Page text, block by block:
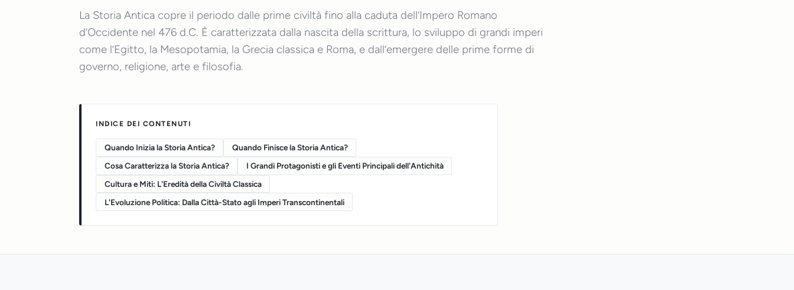
La Storia Antica copre il periodo dalle prime civiltà fino alla caduta dell’Impero Romano
d’Occidente nel 476 d.C. È caratterizzata dalla nascita della scrittura, lo sviluppo di grandi imperi
come l’Egitto, la Mesopotamia, la Grecia classica e Roma, e dall’emergere delle prime forme di
governo, religione, arte e filosofia.
INDICE DEI CONTENUTI
Quando Inizia la Storia Antica?
Quando Finisce la Storia Antica?
Cosa Caratterizza la Storia Antica?
I Grandi Protagonisti e gli Eventi Principali dell'Antichità
Cultura e Miti: L'Eredità della Civiltà Classica
L'Evoluzione Politica: Dalla Città-Stato agli Imperi Transcontinentali